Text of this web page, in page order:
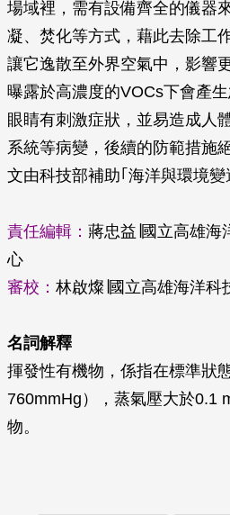
場域裡，需有設備齊全的儀器
凝、焚化等方式，藉此去除工
讓它逸散至外界空氣中，影響
曝露於高濃度的VOCs下會產
眼睛有刺激症狀，並易造成人
系統等病變，後續的防範措施
文由科技部補助｢海洋與環境變
責任編輯： 蔣忠益∣國立高雄海
心
審校： 林啟燦∣國立高雄海洋
名詞解釋
揮發性有機物，係指在標準狀
760mmHg），蒸氣壓大於0.1
物。